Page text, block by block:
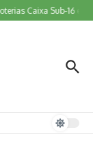
Caixa Sub-16 e